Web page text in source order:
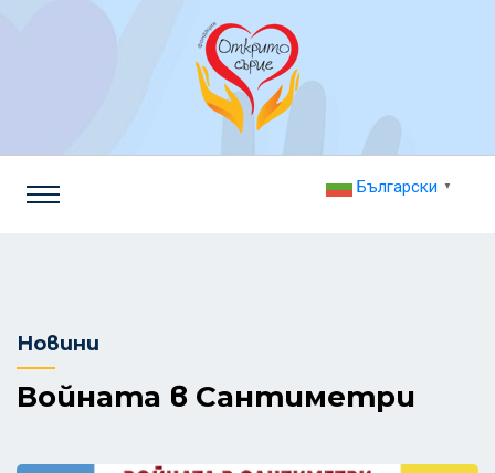
Български ▼
Новини
Войната в Сантиметри